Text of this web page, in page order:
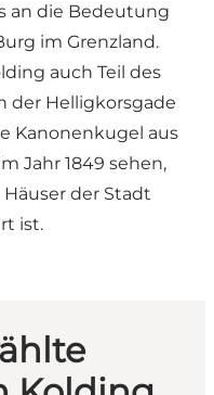
an die Bedeutung
im Grenzland.
auch Teil des
der Helligkorsgade
Kanonenkugel aus
Jahr 1849 sehen,
der Stadt
ist.